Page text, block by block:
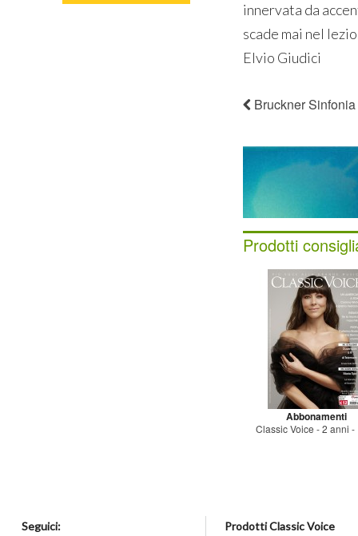
innervata da
scade mai nel
Elvio Giudici
Bruckner Sinfonia
Prodotti
Abbonamenti
Classic Voice - 2 anni -
Seguici: Prodotti Classic Voice